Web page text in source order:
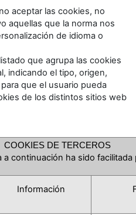
aceptar las cookies, no
aquellas que la norma nos
de idioma o
que agrupa las cookies
indicando el tipo, origen,
que el usuario pueda
de los distintos sitios web
COOKIES DE TERCEROS
a continuación ha sido
Información